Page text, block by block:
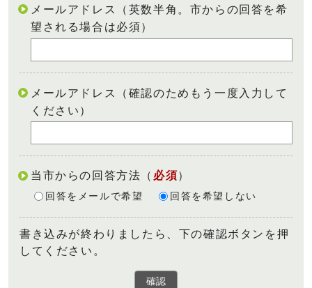
メールアドレス（英数半角。市からの回答を希
望される場合は必須）
メールアドレス（確認のためもう一度入力して
ください）
当市からの回答方法 （ 必須）
回答をメールで希望 回答を希望しない
書き込みが終わりましたら、下の確認ボタンを押
してください。
確認